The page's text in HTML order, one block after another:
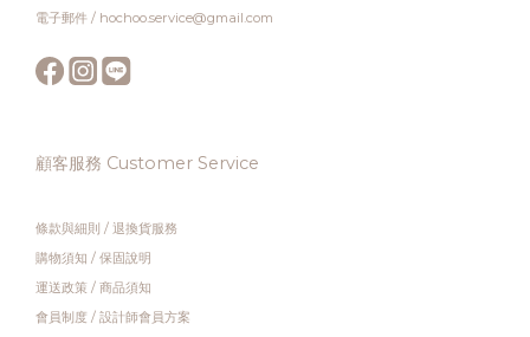
電子郵件 / hochoo.service@gmail.com
顧客服務 Customer Service
條款與細則 / 退換貨服務
購物須知 / 保固說明
運送政策 / 商品須知
會員制度 / 設計師會員方案